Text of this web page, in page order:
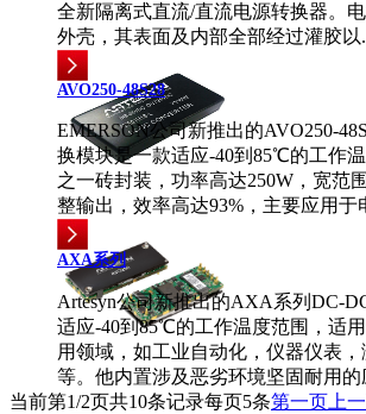
全新隔离式直流/直流电源转换器。
外壳，其表面及内部全部经过灌胶以
AVO250-48S28
EMERSON公司新推出的AVO250-
换模块是一款适应-40到85℃的工作
之一砖封装，功率高达250W，宽范
整输出，效率高达93%，主要应用于
AXA系列
Artesyn公司新推出的AXA系列DC-
适应-40到85℃的工作温度范围，适
用领域，如工业自动化，仪器仪表
等。他内置涉及恶劣环境坚固耐用的
当前第1/2页共10条记录每页5条第一页 上